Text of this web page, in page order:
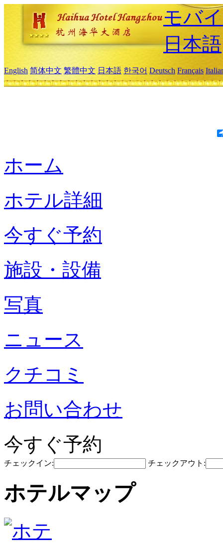
モバ
日本語
English 简体中文 繁體中文 日本語 한국어 Deutsch Français
ホーム
ホテル詳細
今すぐ予約
施設・設備
写真
ニュース
クチコミ
お問い合わせ
今すぐ予約
チェックイン: チェックアウト:
ホテルマップ